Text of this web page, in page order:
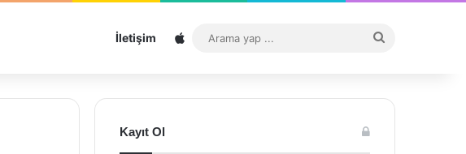
İletişim Sitemap
...
Kayıt Ol